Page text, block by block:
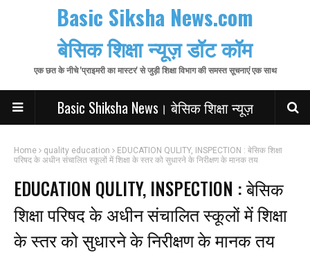
Basic Siksha News.com
बेसिक शिक्षा न्यूज़ डॉट कॉम
एक छत के नीचे 'प्राइमरी का मास्टर' से जुड़ी शिक्षा विभाग की समस्त सूचनाएं एक साथ
Basic Shiksha News। बेसिक शिक्षा न्यूज़
Home quality education
EDUCATION QULITY, INSPECTION : बेसिक शिक्षा
परिषद के अधीन संचालित स्कूलों में शिक्षा के स्तर को सुधारने के निरीक्षण के मानक तय
EDUCATION QULITY, INSPECTION : बेसिक
शिक्षा परिषद के अधीन संचालित स्कूलों में शिक्षा
के स्तर को सुधारने के निरीक्षण के मानक तय